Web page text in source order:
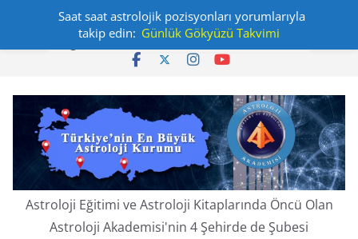
content
Perşembe, Ağustos 6, 2026
En güncel:
Astroloji Eğitimi ve Astroloji Kitaplarında Öncü Olan
Astroloji Akademisi'nin 4 Şehirde de Şubesi
Saat saat astrolojik pozisyonları yorumlarıyla
takip edin: Günlük Gökyüzü Takvimi